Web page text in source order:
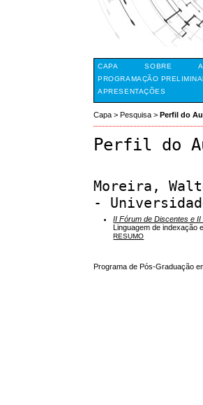
CAPA SOBRE
PROGRAMAÇÃO
APRESENTAÇÕES
Capa >Pesquisa >Perfil do
Perfil do
Moreira,
-
II Fórum de Discentes e
Linguagem de indexação
RESUMO
Programa de Pós-Graduação